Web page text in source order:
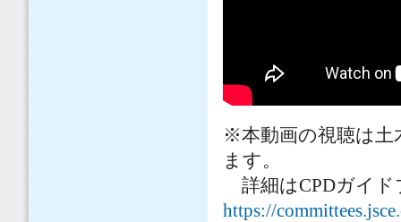
※本動画の視聴は土
ます。
詳細はCPDガイド
https://